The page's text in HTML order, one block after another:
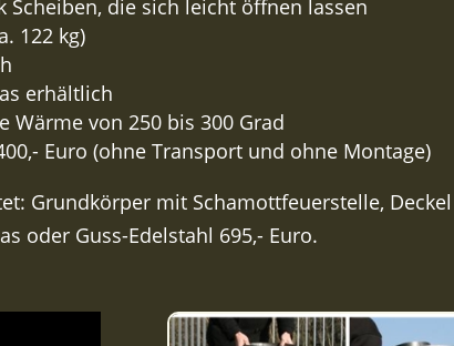
die sich leicht öffnen lassen
122 kg)
erhältlich
Wärme von 250 bis 300 Grad
Euro (ohne Transport und ohne Montage)
Grundkörper mit Schamottfeuerstelle,
oder Guss-Edelstahl 695,- Euro.